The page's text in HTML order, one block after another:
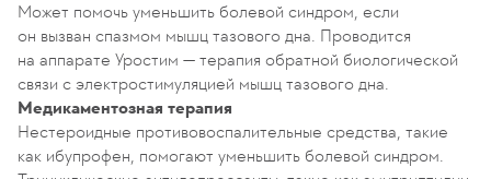
Может помочь уменьшить болевой синдром, если
он вызван спазмом мышц тазового дна. Проводится
на аппарате Уростим — терапия обратной биологической
связи с электростимуляцией мышц тазового дна.
Медикаментозная терапия
Нестероидные противовоспалительные средства, такие
как ибупрофен, помогают уменьшить болевой синдром.